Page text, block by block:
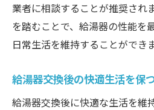
業者に相談することが推奨され
を踏むことで、給湯器の性能を
日常生活を維持することができま
給湯器交換後の快適生活を保
給湯器交換後に快適な生活を維